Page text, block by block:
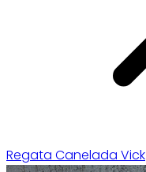
Regata Canelada Vick